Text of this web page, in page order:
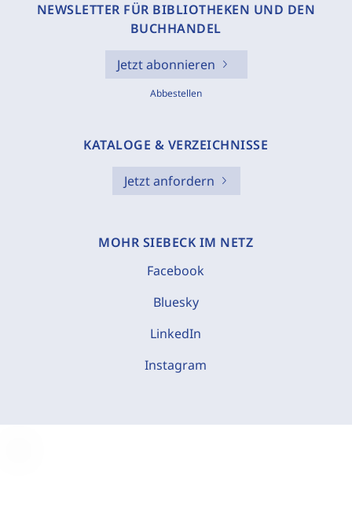
NEWSLETTER FÜR BIBLIOTHEKEN UND DEN
BUCHHANDEL
Jetzt abonnieren
Abbestellen
KATALOGE & VERZEICHNISSE
Jetzt anfordern
MOHR SIEBECK IM NETZ
Facebook
Bluesky
LinkedIn
Instagram